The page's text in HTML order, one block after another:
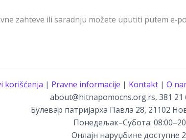
zahteve ili saradnju možete uputiti putem
korišćenja | Pravne informacije | Kontakt | O
about@hitnapomocns.org.rs, 381 21
Булевар патријарха Павла 28, 21102
Понедељак–Субота:
Онлајн наруџбине доступне